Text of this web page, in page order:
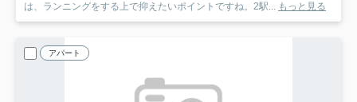
は、ランニングをする上で抑えたいポイントですね。2駅... もっと見る
アパート